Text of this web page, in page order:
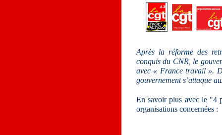
Après la réforme des
conquis du CNR, le
avec « France travail ».
gouvernement s’attaque
En savoir plus avec le "4
organisations concernées :